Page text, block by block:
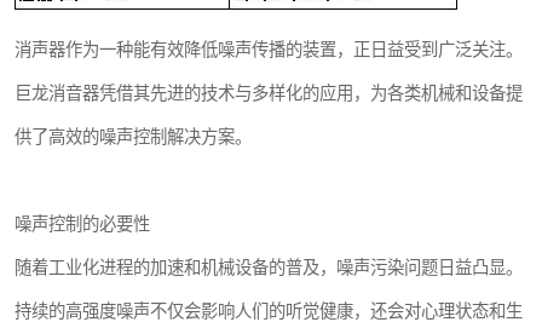
消声器作为一种能有效降低噪声传播的装置，正日益受到广泛关注。
巨龙消音器凭借其先进的技术与多样化的应用，为各类机械和设备提
供了高效的噪声控制解决方案。
噪声控制的必要性
随着工业化进程的加速和机械设备的普及，噪声污染问题日益凸显。
持续的高强度噪声不仅会影响人们的听觉健康，还会对心理状态和生